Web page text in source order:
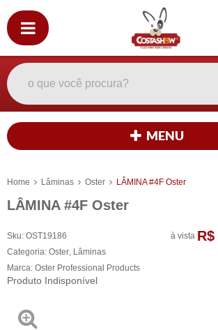
MENU
Home Lâminas Oster LÂMINA #4F Oster
LÂMINA #4F Oster
Sku: OST19186
Categoria: Oster Lâminas
Marca: Oster Professional Products
Produto Indisponível
à vista